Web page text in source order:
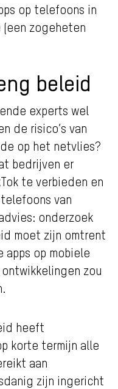
op telefoons in
zogeheten
beleid
experts wel
de risico’s van
op het netvlies?
bedrijven er
te verbieden en
van
onderzoek
moet zijn omtrent
apps op mobiele
zou
heeft
korte termijn alle
aan
zijn ingericht